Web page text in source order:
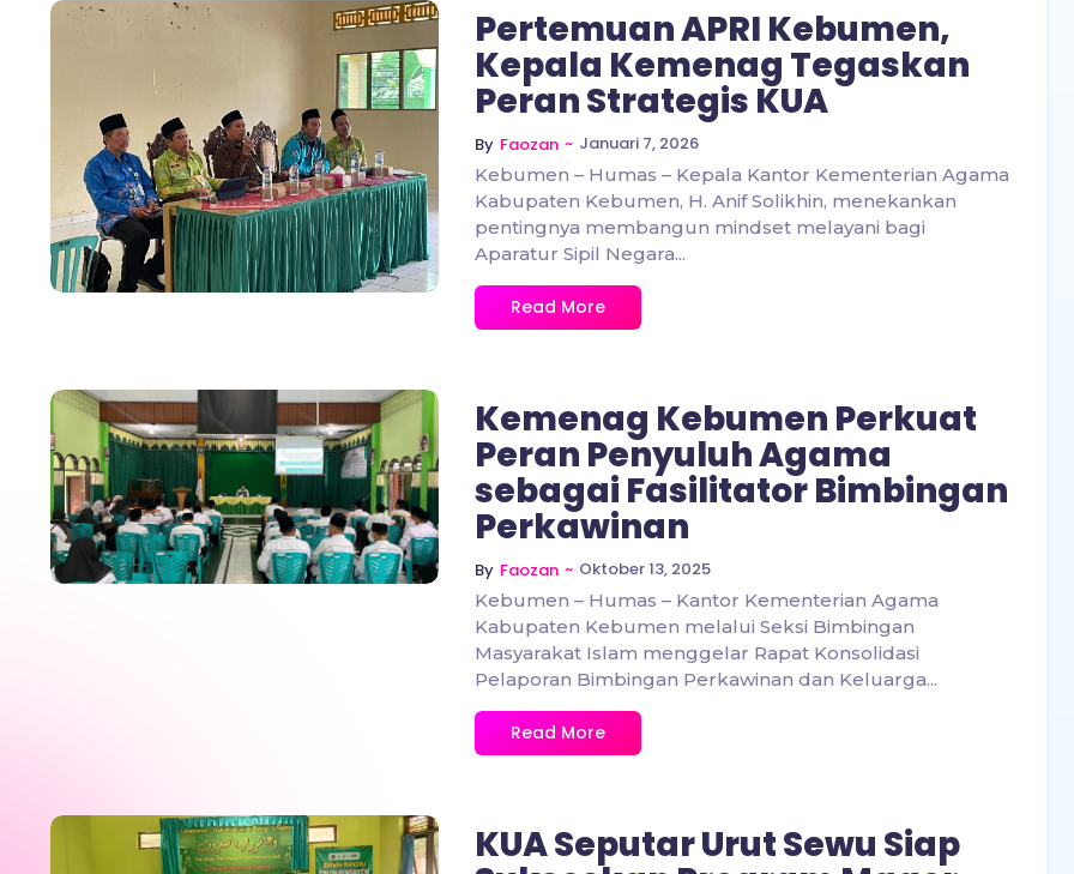
No Comments
Pertemuan APRI Kebumen,
Kepala Kemenag Tegaskan
Peran Strategis KUA
By Faozan ~ Januari 7, 2026
Kebumen – Humas – Kepala Kantor Kementerian Agama
Kabupaten Kebumen, H. Anif Solikhin, menekankan
pentingnya membangun mindset melayani bagi
Aparatur Sipil Negara...
Read More
No Comments
Kemenag Kebumen Perkuat
Peran Penyuluh Agama
sebagai Fasilitator Bimbingan
Perkawinan
By Faozan ~ Oktober 13, 2025
Kebumen – Humas – Kantor Kementerian Agama
Kabupaten Kebumen melalui Seksi Bimbingan
Masyarakat Islam menggelar Rapat Konsolidasi
Pelaporan Bimbingan Perkawinan dan Keluarga...
Read More
KUA Seputar Urut Sewu Siap